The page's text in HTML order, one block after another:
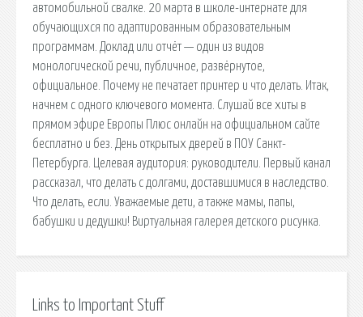
автомобильной свалке. 20 марта в школе-интернате для
обучающихся по адаптированным образовательным
программам. Доклад или отчёт — один из видов
монологической речи, публичное, развёрнутое,
официальное. Почему не печатает принтер и что делать. Итак,
начнем с одного ключевого момента. Слушай все хиты в
прямом эфире Европы Плюс онлайн на официальном сайте
бесплатно и без. День открытых дверей в ПОУ Санкт-
Петербурга. Целевая аудитория: руководители. Первый канал
рассказал, что делать с долгами, доставшимися в наследство.
Что делать, если. Уважаемые дети, а также мамы, папы,
бабушки и дедушки! Виртуальная галерея детского рисунка.
Links to Important Stuff